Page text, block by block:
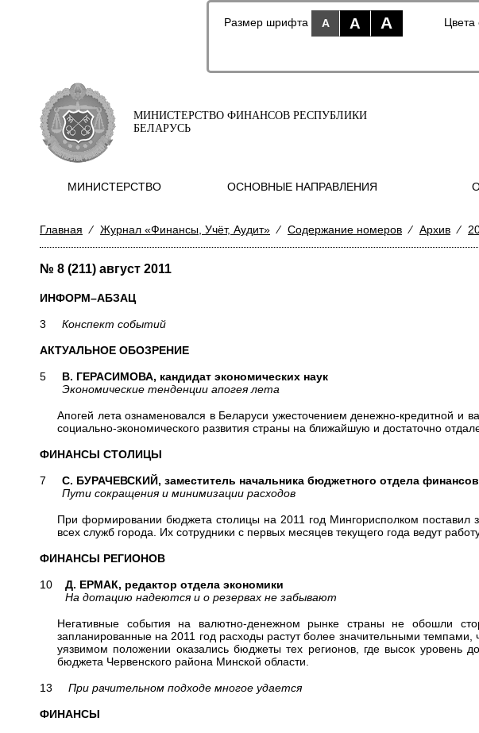
Размер шрифта A A A Цвета
МИНИСТЕРСТВО ФИНАНСОВ РЕСПУБЛИКИ
БЕЛАРУСЬ
МИНИСТЕРСТВО ОСНОВНЫЕ НАПРАВЛЕНИЯ
Главная ⁄ Журнал «Финансы, Учёт, Аудит» ⁄ Содержание номеров ⁄ Архив ⁄
№ 8 (211) август 2011
ИНФОРМ–АБЗАЦ
3 Конспект событий
АКТУАЛЬНОЕ ОБОЗРЕНИЕ
5 В. ГЕРАСИМОВА, кандидат экономических наук
Экономические тенденции апогея лета
Апогей лета ознаменовался в Беларуси ужесточением денежно-кредитной
социально-экономического развития страны на ближайшую и достаточно
ФИНАНСЫ СТОЛИЦЫ
7 С. БУРАЧЕВСКИЙ, заместитель начальника бюджетного отдела
Пути сокращения и минимизации расходов
При формировании бюджета столицы на 2011 год Мингорисполком поставил
всех служб города. Их сотрудники с первых месяцев текущего года ведут
ФИНАНСЫ РЕГИОНОВ
10 Д. ЕРМАК, редактор отдела экономики
На дотацию надеются и о резервах не забывают
Негативные события на валютно-денежном рынке страны не обошли
запланированные на 2011 год расходы растут более значительными
уязвимом положении оказались бюджеты тех регионов, где высок
бюджета Червенского района Минской области.
13 При рачительном подходе многое удается
ФИНАНСЫ